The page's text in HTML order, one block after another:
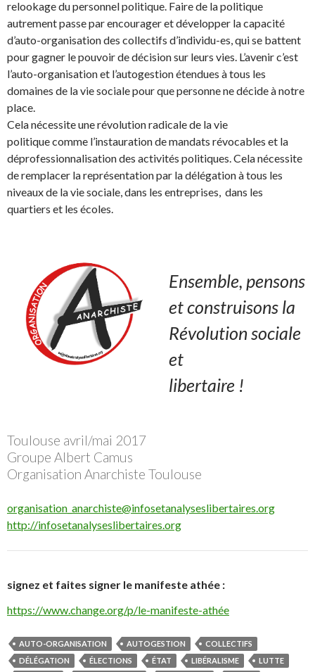
relookage du personnel politique. Faire de la politique
autrement passe par encourager et développer la capacité
d’auto-organisation des collectifs d’individu-es, qui se battent
pour gagner le pouvoir de décision sur leurs vies. L’avenir c’est
l’auto-organisation et l’autogestion étendues à tous les
domaines de la vie sociale pour que personne ne décide à notre
place.
Cela nécessite une révolution radicale de la vie
politique comme l’instauration de mandats révocables et la
déprofessionnalisation des activités politiques. Cela nécessite
de remplacer la représentation par la délégation à tous les
niveaux de la vie sociale, dans les entreprises, dans les
quartiers et les écoles.
Ensemble, pensons
et construisons la
Révolution sociale
et
libertaire !
Toulouse avril/mai 2017
Groupe Albert Camus
Organisation Anarchiste Toulouse
organisation_anarchiste@infosetanalyseslibertaires.org
http://infosetanalyseslibertaires.org
signez et faites signer le manifeste athée :
https://www.change.org/p/le-manifeste-athée
AUTO-ORGANISATION AUTOGESTION
COLLECTIFS
DÉLÉGATION
ÉLECTIONS ÉTAT LIBÉRALISME LUTTE